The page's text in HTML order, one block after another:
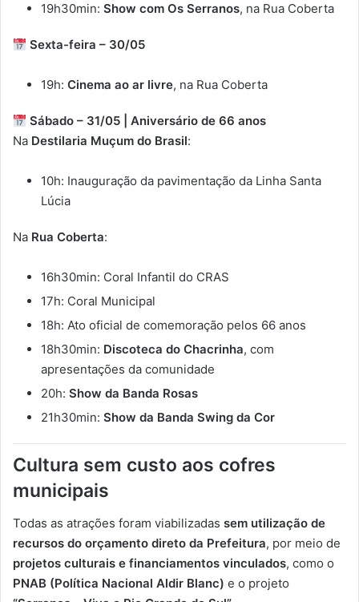
19h30min: Show com Os Serranos, na Rua Coberta
Sexta-feira – 30/05
19h: Cinema ao ar livre, na Rua Coberta
Sábado – 31/05 |Aniversáriode66anos
Na Destilaria Muçum do Brasil:
10h: Inauguração da pavimentação da Linha Santa
Lúcia
Na Rua Coberta:
16h30min: Coral Infantil do CRAS
17h: Coral Municipal
18h: Ato oficial de comemoração pelos 66 anos
18h30min: Discoteca do Chacrinha, com
apresentações da comunidade
20h: Show da Banda Rosas
21h30min: Show da Banda Swing da Cor
Cultura sem custo aos cofres
municipais
Todas as atrações foram viabilizadas sem utilização de
recursos do orçamento direto da Prefeitura, por meio de
projetos culturais e financiamentos vinculados, como o
PNAB (Política Nacional Aldir Blanc) e o projeto